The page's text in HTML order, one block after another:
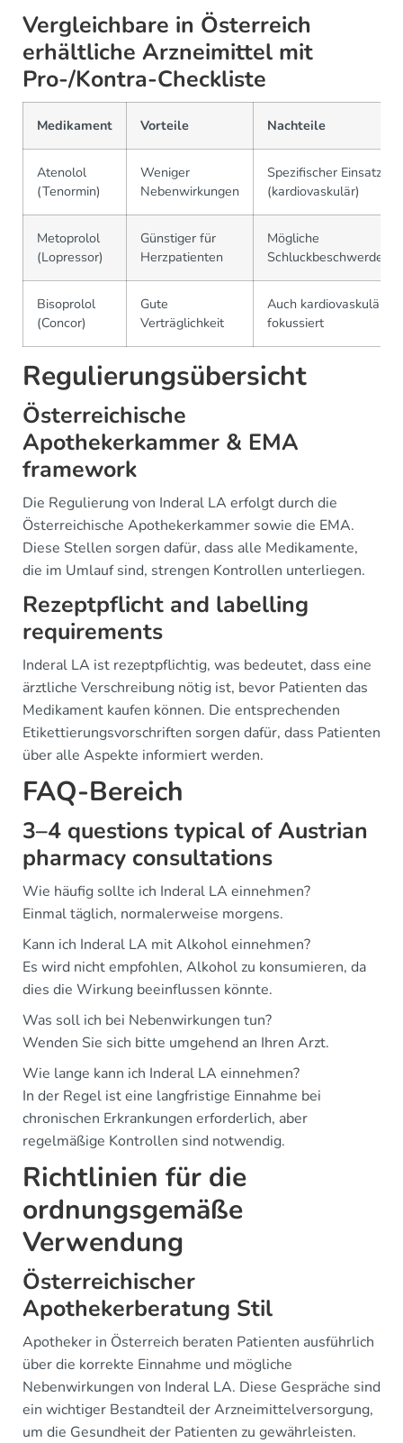
Vergleichbare in Österreich
erhältliche Arzneimittel mit
Pro-/Kontra-Checkliste
Medikament Vorteile Nachteile
Atenolol
(Tenormin)
Weniger
Nebenwirkungen
Spezifischer Einsatz
(kardiovaskulär)
Metoprolol
(Lopressor)
Günstiger für
Herzpatienten
Mögliche
Schluckbeschwerden
Bisoprolol
(Concor)
Gute
Verträglichkeit
Auch kardiovaskulär
fokussiert
Regulierungsübersicht
Österreichische
Apothekerkammer & EMA
framework
Die Regulierung von Inderal LA erfolgt durch die
Österreichische Apothekerkammer sowie die EMA.
Diese Stellen sorgen dafür, dass alle Medikamente,
die im Umlauf sind, strengen Kontrollen unterliegen.
Rezeptpflicht and labelling
requirements
Inderal LA ist rezeptpflichtig, was bedeutet, dass eine
ärztliche Verschreibung nötig ist, bevor Patienten das
Medikament kaufen können. Die entsprechenden
Etikettierungsvorschriften sorgen dafür, dass Patienten
über alle Aspekte informiert werden.
FAQ-Bereich
3–4 questions typical of Austrian
pharmacy consultations
Wie häufig sollte ich Inderal LA einnehmen?
Einmal täglich, normalerweise morgens.
Kann ich Inderal LA mit Alkohol einnehmen?
Es wird nicht empfohlen, Alkohol zu konsumieren, da
dies die Wirkung beeinflussen könnte.
Was soll ich bei Nebenwirkungen tun?
Wenden Sie sich bitte umgehend an Ihren Arzt.
Wie lange kann ich Inderal LA einnehmen?
In der Regel ist eine langfristige Einnahme bei
chronischen Erkrankungen erforderlich, aber
regelmäßige Kontrollen sind notwendig.
Richtlinien für die
ordnungsgemäße
Verwendung
Österreichischer
Apothekerberatung Stil
Apotheker in Österreich beraten Patienten ausführlich
über die korrekte Einnahme und mögliche
Nebenwirkungen von Inderal LA. Diese Gespräche sind
ein wichtiger Bestandteil der Arzneimittelversorgung,
um die Gesundheit der Patienten zu gewährleisten.